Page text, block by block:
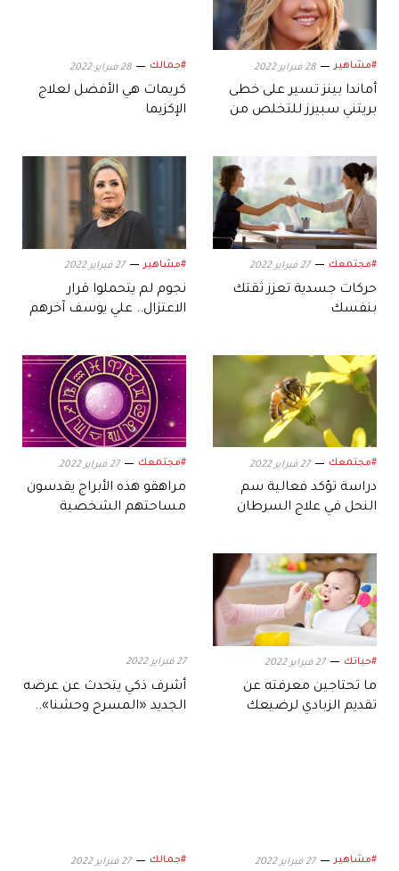
#مشاهير 28 فبراير 2022
أماندا بينز تسير على خطى
بريتني سبيرز للتخلص من
#جمالك 28 فبراير 2022
كريمات هي الأفضل لعلاج
الإكزيما
#مجتمعك 27 فبراير 2022
حركات جسدية تعزز ثقتك
بنفسك
#مشاهير 27 فبراير 2022
نجوم لم يتحملوا قرار
الاعتزال.. علي يوسف آخرهم
#مجتمعك 27 فبراير 2022
دراسة تؤكد فعالية سم
النحل في علاج السرطان
#مجتمعك 27 فبراير 2022
مراهقو هذه الأبراج يقدسون
مساحتهم الشخصية
#حياتك 27 فبراير 2022
ما تحتاجين معرفته عن
تقديم الزبادي لرضيعك
27 فبراير 2022
أشرف ذكي يتحدث عن عرضه
الجديد «المسرح وحشنا»..
#مشاهير 27 فبراير 2022 #جمالك 27 فبراير 2022